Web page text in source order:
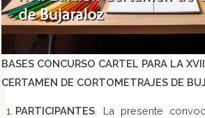
BASES CONCURSO CARTEL PARA LA
CERTAMEN DE CORTOMETRAJES DE
PARTICIPANTES. La presente